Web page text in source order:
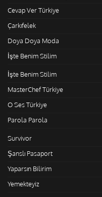
Cevap Ver Türkiye
Çarkıfelek
Doya Doya Moda
İşte Benim Stilim
İşte Benim Stilim
MasterChef Türkiye
O Ses Türkiye
Parola Parola
Survivor
Şanslı Pasaport
Yaparsın Bilirim
Yemekteyiz